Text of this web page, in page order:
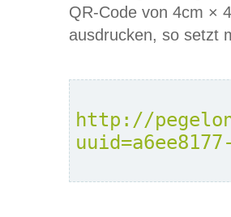
QR-Code von 4cm ×
ausdrucken, so setzt
http://